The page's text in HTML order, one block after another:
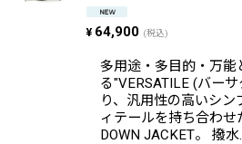
¥ 64,900 (税込)
多用途・多目的・万能
る"VERSATILE (バー
り、汎用性の高いシ
ィテールを持ち合わせ
DOWN JACKET。 撥水